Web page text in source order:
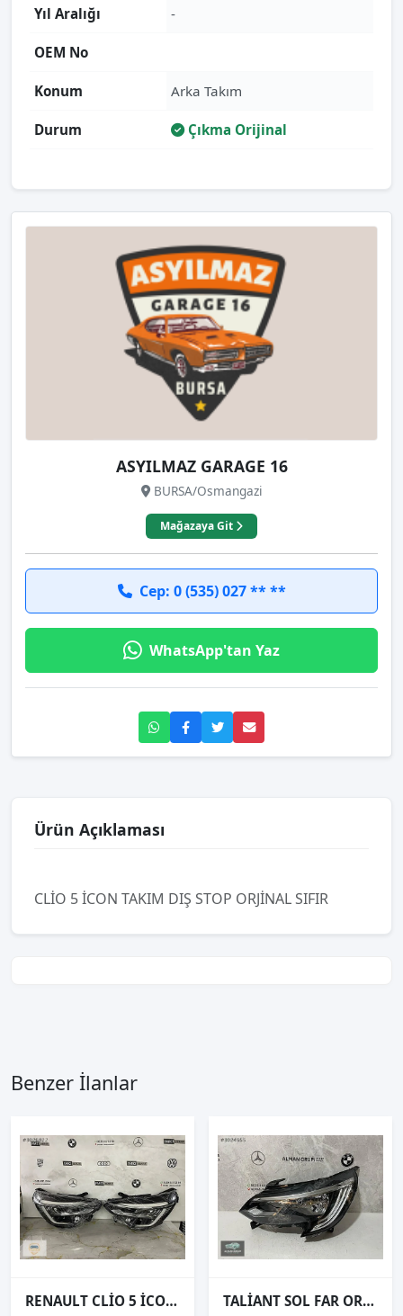
Yıl Aralığı -
OEM No
Konum Arka Takım
Durum Çıkma Orijinal
ASYILMAZ GARAGE 16
BURSA/Osmangazi
Mağazaya Git
Cep: 0 (535) 027 ** **
WhatsApp'tan Yaz
Ürün Açıklaması
CLİO 5 İCON TAKIM DIŞ STOP ORJİNAL SIFIR
Benzer İlanlar
RENAULT CLİO 5 İCON PAKET SIFIR KUTULU TAKIM FAR ORJİNAL MAİS TALİANT SOL FAR ORJİNAL